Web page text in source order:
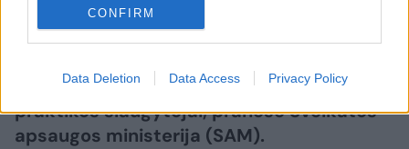
CONFIRM
Data Deletion Data Access Privacy Policy
Nuo lapkričio 1-osios skubiosios
medicinos pagalbos (SMP) skyriuose dalį
galės apžiūrėti ir gydyti išplėstinės
praktikos slaugytojai, pranešė Sveikatos
apsaugos ministerija (SAM).